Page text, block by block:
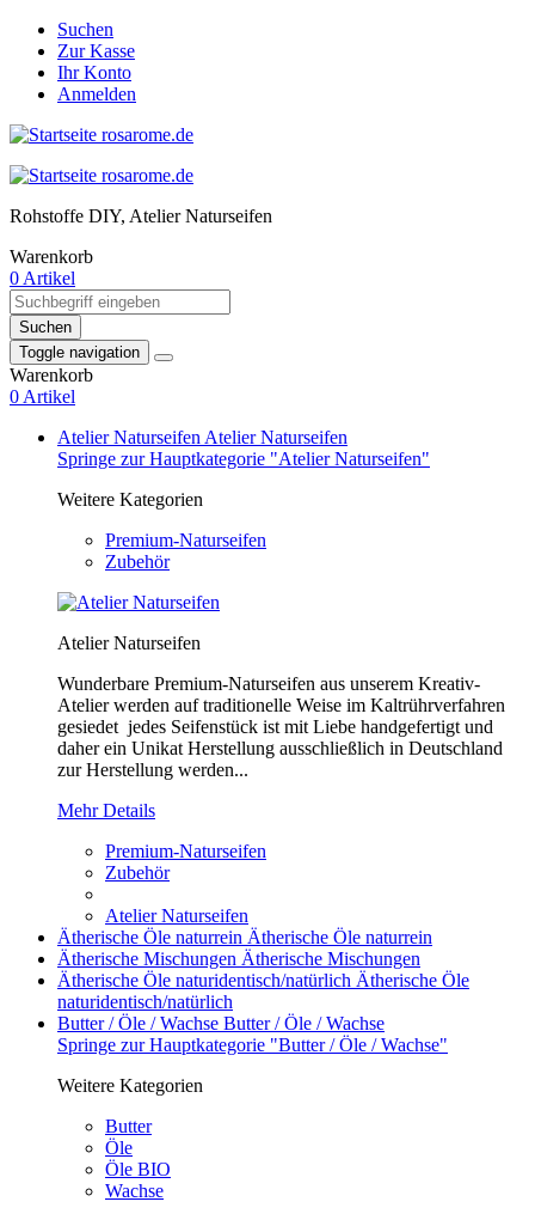
Suchen
Zur Kasse
Ihr Konto
Anmelden
Rohstoffe DIY, Atelier Naturseifen
Warenkorb
0 Artikel
Suchen
Toggle navigation
Warenkorb
0 Artikel
Atelier Naturseifen Atelier Naturseifen
Springe zur Hauptkategorie "Atelier Naturseifen"
Weitere Kategorien
Premium-Naturseifen
Zubehör
Atelier Naturseifen
Wunderbare Premium-Naturseifen aus unserem Kreativ-
Atelier werden auf traditionelle Weise im Kaltrührverfahren
gesiedet jedes Seifenstück ist mit Liebe handgefertigt und
daher ein Unikat Herstellung ausschließlich in Deutschland
zur Herstellung werden...
Mehr Details
Premium-Naturseifen
Zubehör
Atelier Naturseifen
Ätherische Öle naturrein Ätherische Öle naturrein
Ätherische Mischungen Ätherische Mischungen
Ätherische Öle naturidentisch/natürlich Ätherische Öle
naturidentisch/natürlich
Butter / Öle / Wachse Butter / Öle / Wachse
Springe zur Hauptkategorie "Butter / Öle / Wachse"
Weitere Kategorien
Butter
Öle
Öle BIO
Wachse